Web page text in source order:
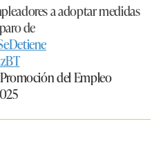
a adoptar medidas
de
del Empleo